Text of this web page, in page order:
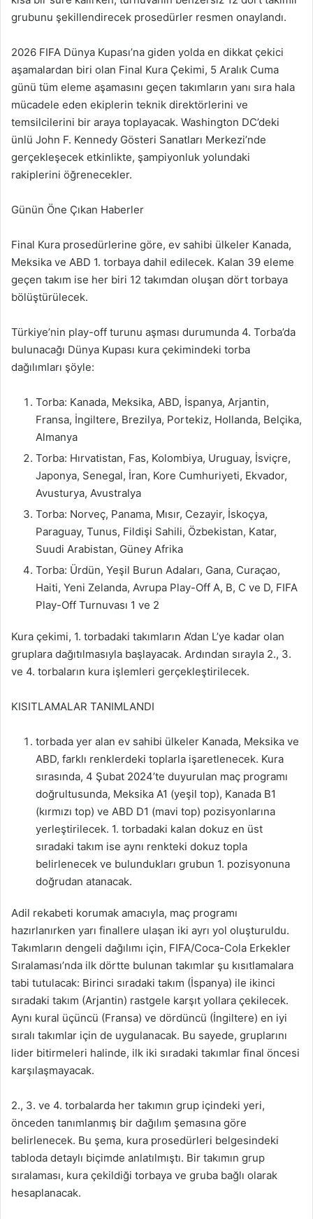
grubunu şekillendirecek prosedürler resmen onaylandı.
2026 FIFA Dünya Kupası’na giden yolda en dikkat çekici
aşamalardan biri olan Final Kura Çekimi, 5 Aralık Cuma
günü tüm eleme aşamasını geçen takımların yanı sıra hala
mücadele eden ekiplerin teknik direktörlerini ve
temsilcilerini bir araya toplayacak. Washington DC’deki
ünlü John F. Kennedy Gösteri Sanatları Merkezi’nde
gerçekleşecek etkinlikte, şampiyonluk yolundaki
rakiplerini öğrenecekler.
Günün Öne Çıkan Haberler
Final Kura prosedürlerine göre, ev sahibi ülkeler Kanada,
Meksika ve ABD 1. torbaya dahil edilecek. Kalan 39 eleme
geçen takım ise her biri 12 takımdan oluşan dört torbaya
bölüştürülecek.
Türkiye’nin play-off turunu aşması durumunda 4. Torba’da
bulunacağı Dünya Kupası kura çekimindeki torba
dağılımları şöyle:
Torba: Kanada, Meksika, ABD, İspanya, Arjantin,
Fransa, İngiltere, Brezilya, Portekiz, Hollanda, Belçika,
Almanya
Torba: Hırvatistan, Fas, Kolombiya, Uruguay, İsviçre,
Japonya, Senegal, İran, Kore Cumhuriyeti, Ekvador,
Avusturya, Avustralya
Torba: Norveç, Panama, Mısır, Cezayir, İskoçya,
Paraguay, Tunus, Fildişi Sahili, Özbekistan, Katar,
Suudi Arabistan, Güney Afrika
Torba: Ürdün, Yeşil Burun Adaları, Gana, Curaçao,
Haiti, Yeni Zelanda, Avrupa Play-Off A, B, C ve D, FIFA
Play-Off Turnuvası 1 ve 2
Kura çekimi, 1. torbadaki takımların A’dan L’ye kadar olan
gruplara dağıtılmasıyla başlayacak. Ardından sırayla 2., 3.
ve 4. torbaların kura işlemleri gerçekleştirilecek.
KISITLAMALAR TANIMLANDI
torbada yer alan ev sahibi ülkeler Kanada, Meksika ve
ABD, farklı renklerdeki toplarla işaretlenecek. Kura
sırasında, 4 Şubat 2024’te duyurulan maç programı
doğrultusunda, Meksika A1 (yeşil top), Kanada B1
(kırmızı top) ve ABD D1 (mavi top) pozisyonlarına
yerleştirilecek. 1. torbadaki kalan dokuz en üst
sıradaki takım ise aynı renkteki dokuz topla
belirlenecek ve bulundukları grubun 1. pozisyonuna
doğrudan atanacak.
Adil rekabeti korumak amacıyla, maç programı
hazırlanırken yarı finallere ulaşan iki ayrı yol oluşturuldu.
Takımların dengeli dağılımı için, FIFA/Coca-Cola Erkekler
Sıralaması’nda ilk dörtte bulunan takımlar şu kısıtlamalara
tabi tutulacak: Birinci sıradaki takım (İspanya) ile ikinci
sıradaki takım (Arjantin) rastgele karşıt yollara çekilecek.
Aynı kural üçüncü (Fransa) ve dördüncü (İngiltere) en iyi
sıralı takımlar için de uygulanacak. Bu sayede, gruplarını
lider bitirmeleri halinde, ilk iki sıradaki takımlar final öncesi
karşılaşmayacak.
2., 3. ve 4. torbalarda her takımın grup içindeki yeri,
önceden tanımlanmış bir dağılım şemasına göre
belirlenecek. Bu şema, kura prosedürleri belgesindeki
tabloda detaylı biçimde anlatılmıştı. Bir takımın grup
sıralaması, kura çekildiği torbaya ve gruba bağlı olarak
hesaplanacak.